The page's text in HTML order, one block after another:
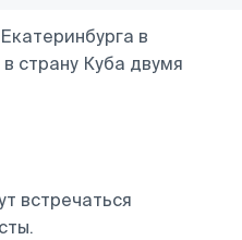
в
страну Куба двумя
встречаться